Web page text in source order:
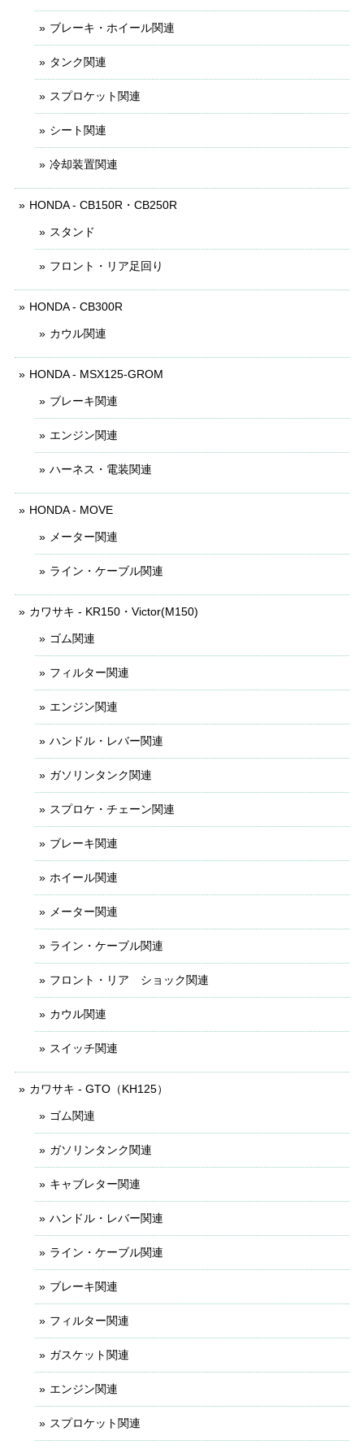
ブレーキ・ホイール関連
タンク関連
スプロケット関連
シート関連
冷却装置関連
HONDA - CB150R・CB250R
スタンド
フロント・リア足回り
HONDA - CB300R
カウル関連
HONDA - MSX125-GROM
ブレーキ関連
エンジン関連
ハーネス・電装関連
HONDA - MOVE
メーター関連
ライン・ケーブル関連
カワサキ - KR150・Victor(M150)
ゴム関連
フィルター関連
エンジン関連
ハンドル・レバー関連
ガソリンタンク関連
スプロケ・チェーン関連
ブレーキ関連
ホイール関連
メーター関連
ライン・ケーブル関連
フロント・リア ショック関連
カウル関連
スイッチ関連
カワサキ - GTO（KH125）
ゴム関連
ガソリンタンク関連
キャブレター関連
ハンドル・レバー関連
ライン・ケーブル関連
ブレーキ関連
フィルター関連
ガスケット関連
エンジン関連
スプロケット関連